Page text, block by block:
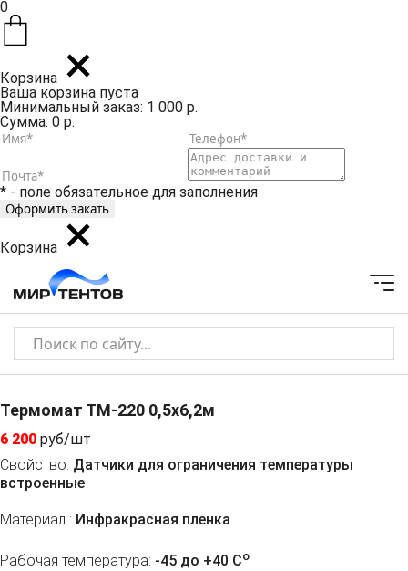
0
Корзина
Ваша корзина пуста
Минимальный заказ: 1 000 р.
Сумма: 0 р.
* - поле обязательное для заполнения
Корзина
Термомат ТМ-220 0,5x6,2м
6 200 руб/шт
Свойство: Датчики для ограничения температуры
встроенные
Материал : Инфракрасная пленка
Рабочая температура: -45 до +40 Co